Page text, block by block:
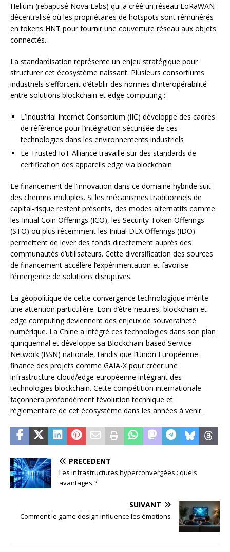
Helium (rebaptisé Nova Labs) qui a créé un réseau LoRaWAN
décentralisé où les propriétaires de hotspots sont rémunérés
en tokens HNT pour fournir une couverture réseau aux objets
connectés.
La standardisation représente un enjeu stratégique pour
structurer cet écosystème naissant. Plusieurs consortiums
industriels s’efforcent d’établir des normes d’interopérabilité
entre solutions blockchain et edge computing :
L’Industrial Internet Consortium (IIC) développe des cadres
de référence pour l’intégration sécurisée de ces
technologies dans les environnements industriels
Le Trusted IoT Alliance travaille sur des standards de
certification des appareils edge via blockchain
Le financement de l’innovation dans ce domaine hybride suit
des chemins multiples. Si les mécanismes traditionnels de
capital-risque restent présents, des modes alternatifs comme
les Initial Coin Offerings (ICO), les Security Token Offerings
(STO) ou plus récemment les Initial DEX Offerings (IDO)
permettent de lever des fonds directement auprès des
communautés d’utilisateurs. Cette diversification des sources
de financement accélère l’expérimentation et favorise
l’émergence de solutions disruptives.
La géopolitique de cette convergence technologique mérite
une attention particulière. Loin d’être neutres, blockchain et
edge computing deviennent des enjeux de souveraineté
numérique. La Chine a intégré ces technologies dans son plan
quinquennal et développe sa Blockchain-based Service
Network (BSN) nationale, tandis que l’Union Européenne
finance des projets comme GAIA-X pour créer une
infrastructure cloud/edge européenne intégrant des
technologies blockchain. Cette compétition internationale
façonnera profondément l’évolution technique et
réglementaire de cet écosystème dans les années à venir.
PRÉCÉDENT
Les infrastructures hyperconvergées : quels
avantages ?
SUIVANT
Comment le game design influence les émotions